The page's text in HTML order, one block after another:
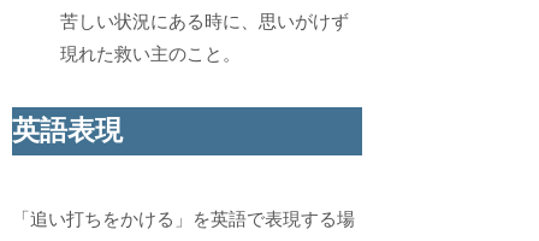
苦しい状況にある時に、思いがけず
現れた救い主のこと。
英語表現
「追い打ちをかける」を英語で表現する場